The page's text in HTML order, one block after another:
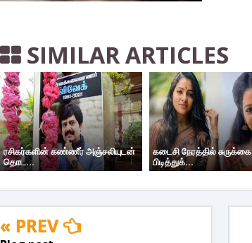
SIMILAR ARTICLES
ரசிகர்களின் கண்ணீர் அஞ்சலியுடன்
தொட...
கடைசி நேரத்தில் சுருக்கை
பிடித்துக்...
« PREV